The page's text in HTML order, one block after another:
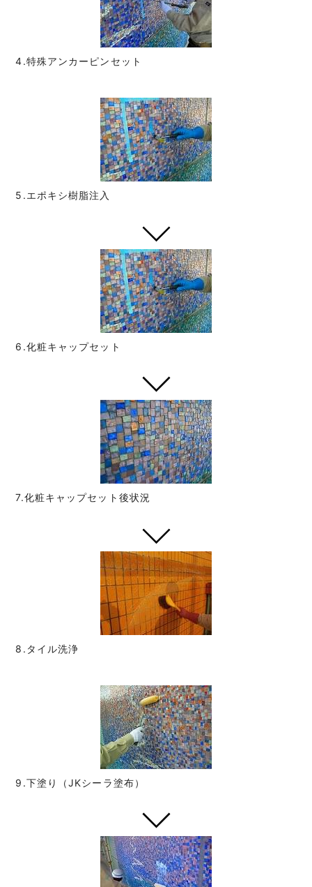
4.特殊アンカーピンセット
5.エポキシ樹脂注入
6.化粧キャップセット
7.化粧キャップセット後状況
8.タイル洗浄
9.下塗り（JKシーラ塗布）